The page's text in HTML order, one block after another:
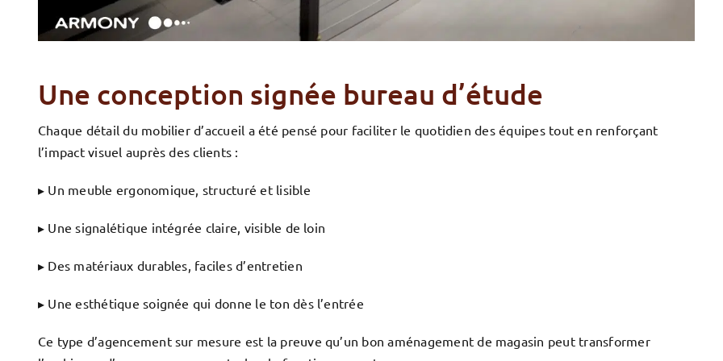
Une conception signée bureau d’étude
Chaque détail du mobilier d’accueil a été pensé pour faciliter le quotidien des équipes tout en renforçant
l’impact visuel auprès des clients :
▸ Un meuble ergonomique, structuré et lisible
▸ Une signalétique intégrée claire, visible de loin
▸ Des matériaux durables, faciles d’entretien
▸ Une esthétique soignée qui donne le ton dès l’entrée
Ce type d’agencement sur mesure est la preuve qu’un bon aménagement de magasin peut transformer